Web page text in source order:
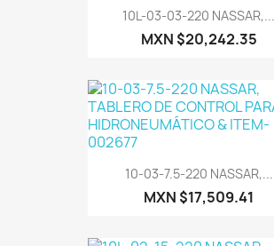
10L-03-03-220 NASSAR,...
MXN $20,242.35
10-03-7.5-220 NASSAR,...
MXN $17,509.41